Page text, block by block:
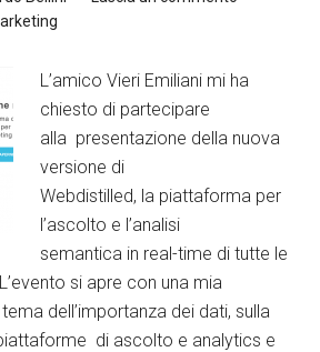
L’amico Vieri Emiliani mi ha
chiesto di partecipare
alla presentazione della nuova
versione di
Webdistilled, la piattaforma per
l’ascolto e l’analisi
semantica in real-time di tutte le
si apre con una mia
dell’importanza dei dati, sulla
di ascolto e analytics e